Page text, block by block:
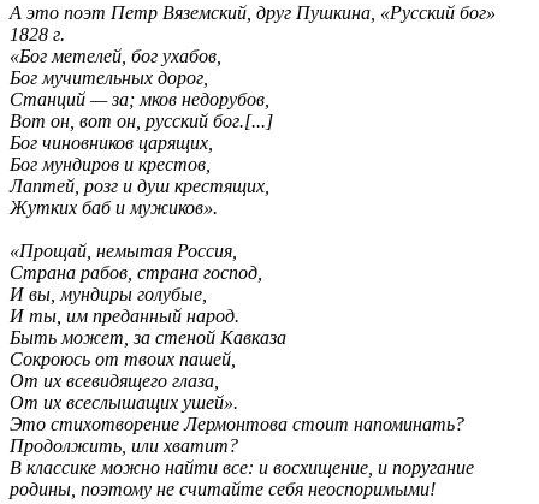
А это поэт Петр Вяземский, друг Пушкина, «Русский бог»
1828 г.
«Бог метелей, бог ухабов,
Бог мучительных дорог,
Станций — за; мков недорубов,
Вот он, вот он, русский бог.[...]
Бог чиновников царящих,
Бог мундиров и крестов,
Лаптей, розг и душ крестящих,
Жутких баб и мужиков».
«Прощай, немытая Россия,
Страна рабов, страна господ,
И вы, мундиры голубые,
И ты, им преданный народ.
Быть может, за стеной Кавказа
Сокроюсь от твоих пашей,
От их всевидящего глаза,
От их всеслышащих ушей».
Это стихотворение Лермонтова стоит напоминать?
Продолжить, или хватит?
В классике можно найти все: и восхищение, и поругание
родины, поэтому не считайте себя неоспоримыми!